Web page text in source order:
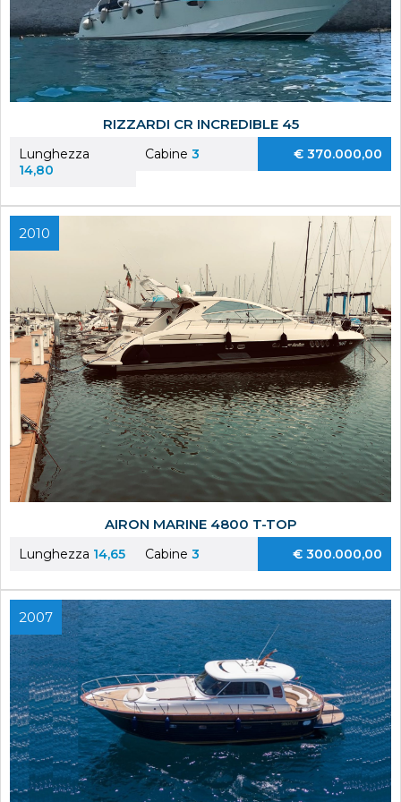
RIZZARDI CR INCREDIBLE 45
Lunghezza
14,80
Cabine 3 € 370.000,00
2010
AIRON MARINE 4800 T-TOP
Lunghezza 14,65 Cabine 3 € 300.000,00
2007